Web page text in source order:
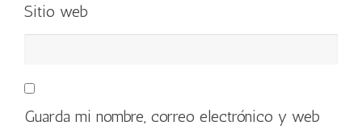
Sitio web
Guarda mi nombre, correo electrónico y web